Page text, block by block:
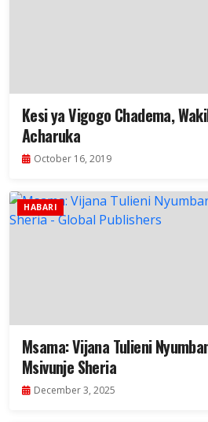
Kesi ya Vigogo Chadema,
Acharuka
October 16, 2019
HABARI
Msama: Vijana Tulieni
Msivunje Sheria
December 3, 2025